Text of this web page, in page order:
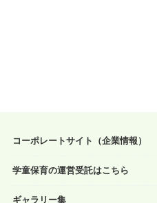
コーポレートサイト（企業情報）
学童保育の運営受託はこちら
ギャラリー集